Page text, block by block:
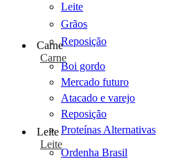
Leite
Grãos
Reposição
Carne
Carne
Boi gordo
Mercado futuro
Atacado e varejo
Reposição
Proteínas Alternativas
Leite
Leite
Ordenha Brasil